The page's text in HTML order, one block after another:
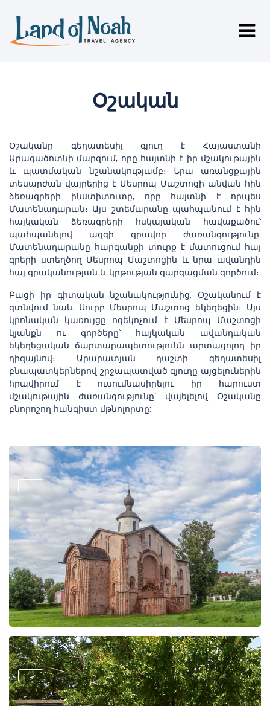
Օշական
Օշականը գեղատեսիլ գյուղ է Հայաստանի
Արագածոտնի մարզում, որը հայտնի է իր մշակութային
և պատմական նշանակությամբ։ Նրա առանցքային
տեսարժան վայրերից է Մեսրոպ Մաշտոցի անվան հին
ձեռագրերի ինստիտուտը, որը հայտնի է որպես
Մատենադարան։ Այս շտեմարանը պահպանում է հին
հայկական ձեռագրերի հսկայական հավաքածու՝
պահպանելով ազգի գրավոր ժառանգությունը:
Մատենադարանը հարգանքի տուրք է մատուցում հայ
գրերի ստեղծող Մեսրոպ Մաշտոցին և նրա ավանդին
հայ գրականության և կրթության զարգացման գործում։
Բացի իր գիտական նշանակությունից, Օշականում է
գտնվում նաև Սուրբ Մեսրոպ Մաշտոց եկեղեցին։ Այս
կրոնական կառույցը ոգեկոչում է Մեսրոպ Մաշտոցի
կյանքն ու գործերը՝ հայկական ավանդական
եկեղեցական ճարտարապետությունն արտացոլող իր
դիզայնով։ Արարատյան դաշտի գեղատեսիլ
բնապատկերներով շրջապատված գյուղը այցելուներին
հրավիրում է ուսումնասիրելու իր հարուստ
մշակութային ժառանգությունը՝ վայելելով Օշականը
բնորոշող հանգիստ մթնոլորտը: